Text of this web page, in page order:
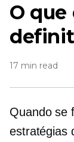
O que
17 min read
Quando se
estratégias